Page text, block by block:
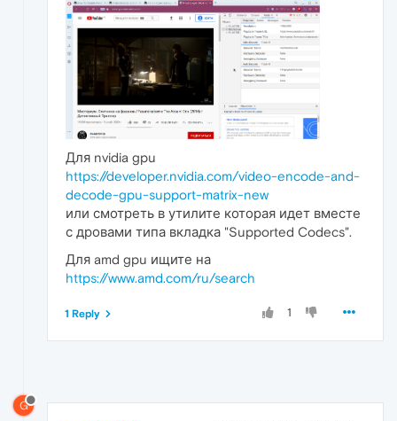
Для nvidia gpu
https://developer.nvidia.com/video-encode-and-
decode-gpu-support-matrix-new
или смотреть в утилите которая идет вместе
с дровами типа вкладка "Supported Codecs".
Для amd gpu ищите на
https://www.amd.com/ru/search
1
1 Reply
G